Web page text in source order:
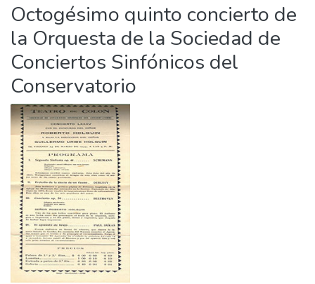
Octogésimo quinto concierto de
la Orquesta de la Sociedad de
Conciertos Sinfónicos del
Conservatorio